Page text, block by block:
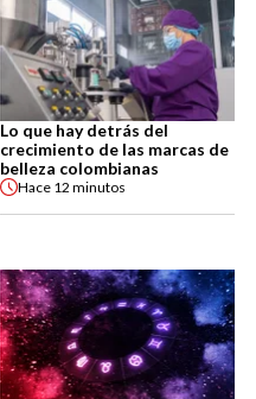
Lo que hay detrás del
crecimiento de las marcas de
belleza colombianas
Hace 12 minutos